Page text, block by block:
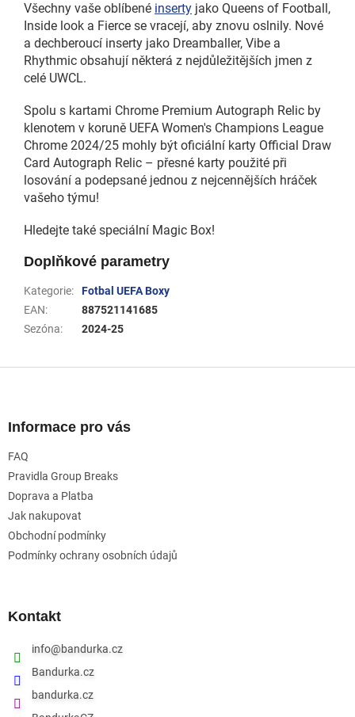
Všechny vaše oblíbené inserty jako Queens of Football,
Inside look a Fierce se vracejí, aby znovu oslnily. Nové
a dechberoucí inserty jako Dreamballer, Vibe a
Rhythmic obsahují některá z nejdůležitějších jmen z
celé UWCL.
Spolu s kartami Chrome Premium Autograph Relic by
klenotem v koruně UEFA Women's Champions League
Chrome 2024/25 mohly být oficiální karty Official Draw
Card Autograph Relic – přesné karty použité při
losování a podepsané jednou z nejcennějších hráček
vašeho týmu!
Hledejte také speciální Magic Box!
Doplňkové parametry
Kategorie:
Fotbal UEFA Boxy
EAN:
887521141685
Sezóna: 2024-25
Informace pro vás
FAQ
Pravidla Group Breaks
Doprava a Platba
Jak nakupovat
Obchodní podmínky
Podmínky ochrany osobních údajů
Kontakt
info@bandurka.cz
Bandurka.cz
bandurka.cz